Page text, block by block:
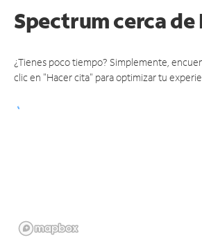
Spectrum cerca de
¿Tienes poco tiempo? Simplemente,
clic en "Hacer cita" para optimizar tu